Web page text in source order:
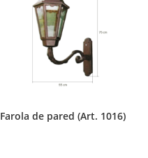
Farola de pared (Art. 1016)